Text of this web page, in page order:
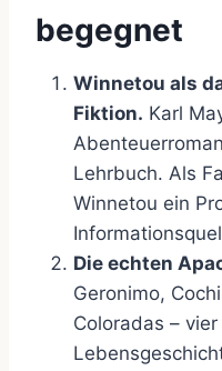
begegnet
Winnetou als
Fiktion. Karl
Lehrbuch. Als
Winnetou ein
Die echten
Geronimo,
Coloradas –